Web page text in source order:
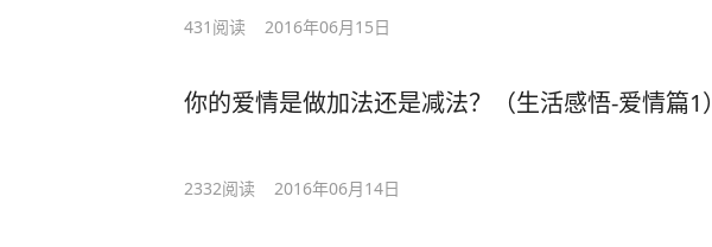
431 阅读 2016年06月15日
你的爱情是做加法还是减法？（生活感悟-爱情篇1）
2332阅读 2016年06月14日